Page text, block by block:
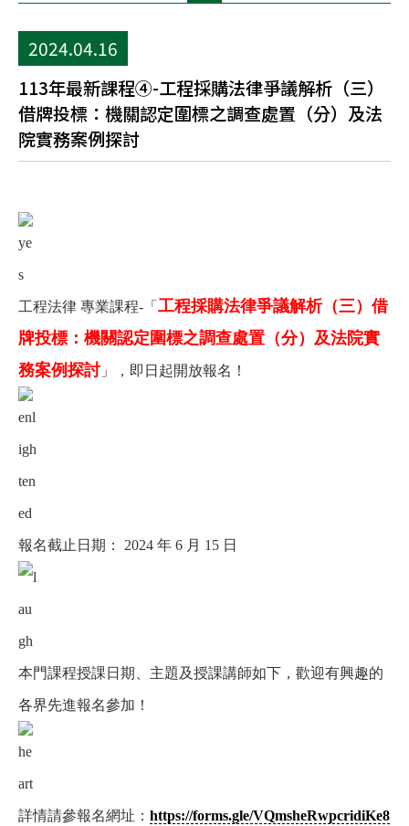
2024.04.16
113年最新課程④-工程採購法律爭議解析（三）
借牌投標：機關認定圍標之調查處置（分）及法
院實務案例探討
工程法律 專業課程-「 工程採購法律爭議解析（三）借
牌投標：機關認定圍標之調查處置（分）及法院實
務案例探討」，即日起開放報名！
報名截止日期： 2024 年 6 月 15 日
本門課程授課日期、主題及授課講師如下，歡迎有興趣的
各界先進報名參加！
詳情請參報名網址： https://forms.gle/VQmsheRwpcridiKe8